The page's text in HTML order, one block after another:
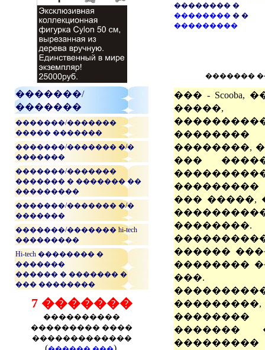
�������/
�������
�������/�������
����� �������
�������/������� �/�
�������
�������/�������
������� � ������� ��
���������
�������/������� �/�
�������
�������/������� hi-tech
���������
Hi-tech �������� �
�������
������ � ������� �
��� ��������
7 �������
����������
��������� ����
�������������
( ).
�������� �
�������� � �
���������
�������
��� -
�����,
��������,
���
��� �����,
������
��������
���.
�������